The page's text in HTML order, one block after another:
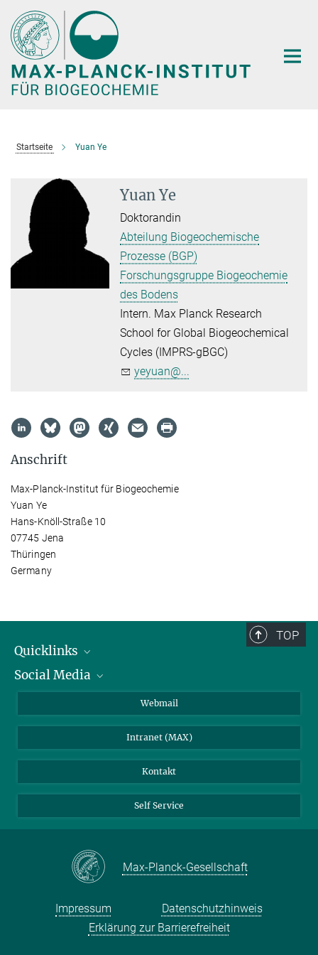
Hauptinhalt
Startseite Yuan Ye
Yuan Ye
Doktorandin
Abteilung Biogeochemische
Prozesse (BGP)
Forschungsgruppe Biogeochemie
des Bodens
Intern. Max Planck Research
School for Global Biogeochemical
Cycles (IMPRS-gBGC)
yeyuan@...
Anschrift
Max-Planck-Institut für Biogeochemie
Yuan Ye
Hans-Knöll-Straße 10
07745 Jena
Thüringen
Germany
TOP
Quicklinks
IMPRS Graduiertenschule
Social Media
Webmail
Intranet (MAX)
Kontakt
Self Service
Max-Planck-Gesellschaft
Impressum
Datenschutzhinweis
Erklärung zur Barrierefreiheit